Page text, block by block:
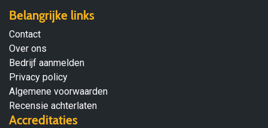
Belangrijke links
Contact
Over ons
Bedrijf aanmelden
Privacy policy
Algemene voorwaarden
Recensie achterlaten
Accreditaties